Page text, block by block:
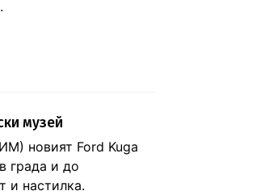
музей
новият Ford Kuga
града и до
и настилка.